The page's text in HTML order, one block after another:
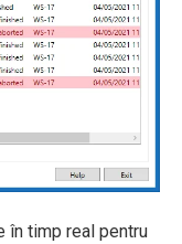
în timp real pentru